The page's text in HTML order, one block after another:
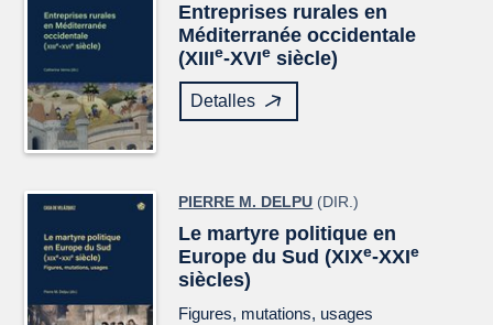
Entreprises rurales en
Méditerranée occidentale
(XIIIe-XVIe siècle)
Detalles
PIERRE M. DELPU (DIR.)
Le martyre politique en
Europe du Sud (XIXe-XXIe
siècles)
Figures, mutations, usages